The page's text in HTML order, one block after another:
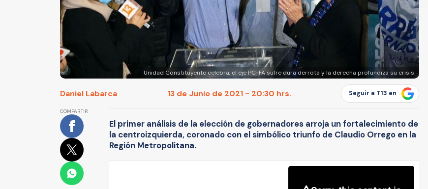
Unidad Constituyente celebra, el eje PC-FA sufre dura derrota y la derecha profundiza su crisis
Daniel Labarca 13 de Junio de 2021 - 20:30 hrs. Seguir a T13 en
COMPARTIR
El primer análisis de la elección de gobernadores arroja un fortalecimiento de
la centroizquierda, coronado con el simbólico triunfo de Claudio Orrego en la
Región Metropolitana.